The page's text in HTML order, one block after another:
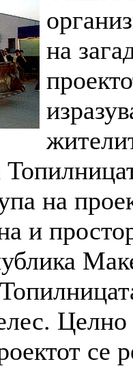
на
на
и
Целно
се